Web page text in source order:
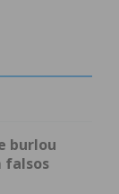
do
e
burlou
falsos